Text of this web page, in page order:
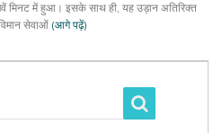
मिनट में हुआ। इसके साथ ही, यह उड़ान अतिरिक्त
सेवाओं (आगे पढ़ें)